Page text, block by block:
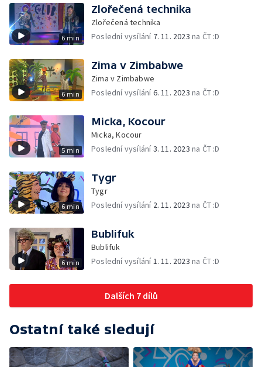
6 min
Zlořečená technika
Zlořečená technika
Poslední vysílání 7. 11. 2023 na ČT :D
6 min
Zima v Zimbabwe
Zima v Zimbabwe
Poslední vysílání6. 11. 2023 na ČT :D
5 min
Micka, Kocour
Micka, Kocour
Poslední vysílání3. 11. 2023 na ČT :D
6 min
Tygr
Tygr
Poslední vysílání 2. 11. 2023 na ČT :D
6 min
Bublifuk
Bublifuk
Poslední vysílání1. 11. 2023 na ČT :D
Dalších 7 dílů
Ostatní také sledují